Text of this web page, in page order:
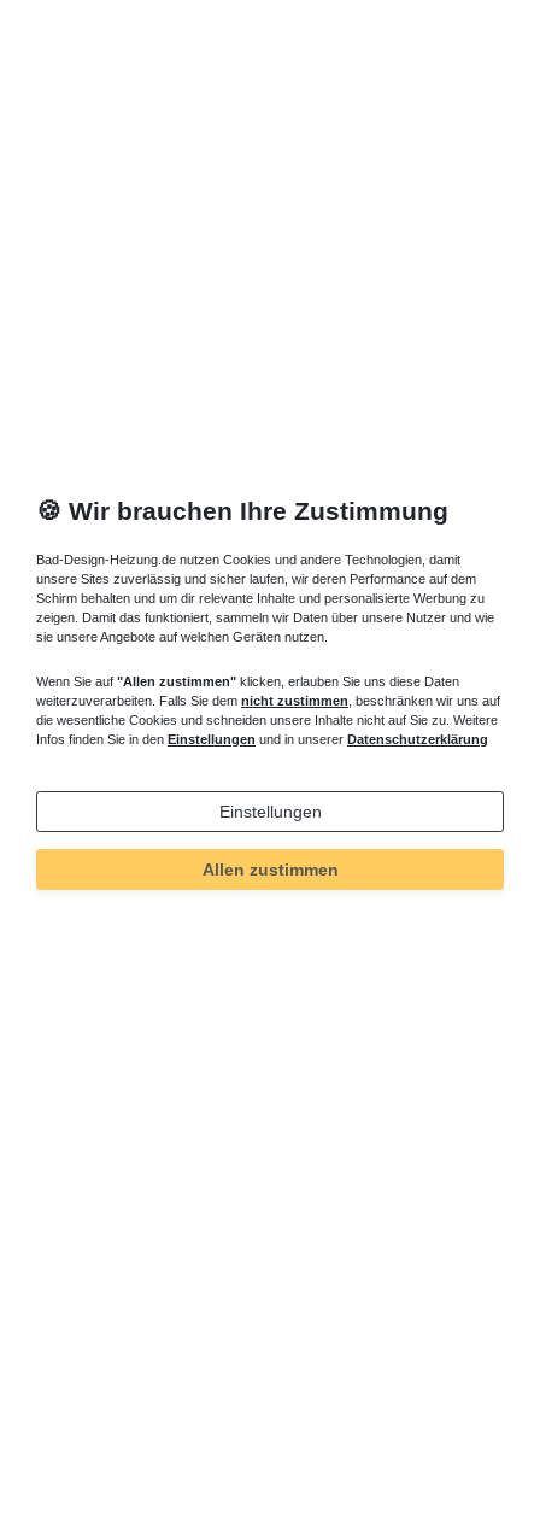
🍪 Wir brauchen Ihre Zustimmung
Bad-Design-Heizung.de nutzen Cookies und andere Technologien, damit
unsere Sites zuverlässig und sicher laufen, wir deren Performance auf dem
Schirm behalten und um dir relevante Inhalte und personalisierte Werbung zu
zeigen. Damit das funktioniert, sammeln wir Daten über unsere Nutzer und wie
sie unsere Angebote auf welchen Geräten nutzen.
Wenn Sie auf "Allen zustimmen" klicken, erlauben Sie uns diese Daten
weiterzuverarbeiten. Falls Sie dem nicht zustimmen , beschränken wir uns auf
die wesentliche Cookies und schneiden unsere Inhalte nicht auf Sie zu. Weitere
Infos finden Sie in den Einstellungen und in unserer Datenschutzerklärung
Einstellungen
Allen zustimmen